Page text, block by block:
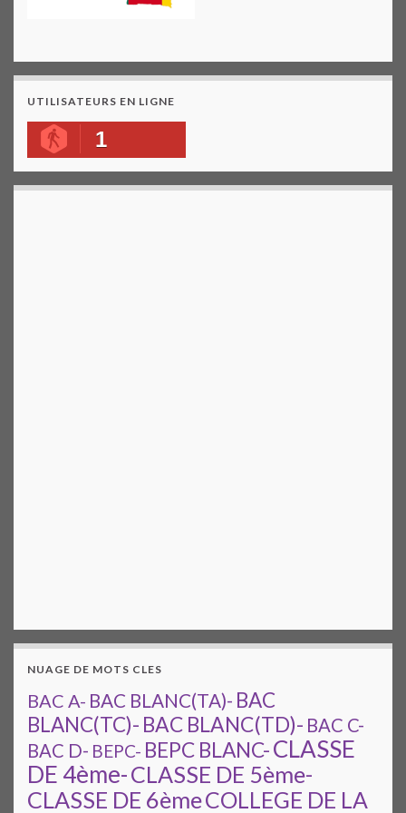
UTILISATEURS EN LIGNE
1
NUAGE DE MOTS CLES
BAC A- BAC BLANC(TA)- BAC
BLANC(TC)- BAC BLANC(TD)- BAC C-
BAC D- BEPC- BEPC BLANC-CLASSE
DE 4ème-CLASSE DE 5ème-
CLASSE DE 6èmeCOLLEGE DE LA